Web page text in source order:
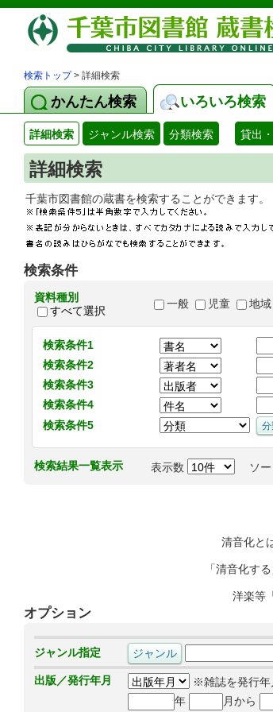
検索トップ> 詳細検索
かんたん検索 いろいろ検索
詳細検索 ジャンル検索 分類検索 貸出
詳細検索
千葉市図書館の蔵書を検索するこ
検索条件
資料種別
すべて選択
一般 児童 地域
検索条件1
検索条件2
検索条件3
検索条件4
検索条件5
検索結果一覧表示 表示数 ソ
清音化と
「清音化す
洋楽等
オプション
ジャンル指定
出版／発行年月
※雑誌を発行年
年
月から